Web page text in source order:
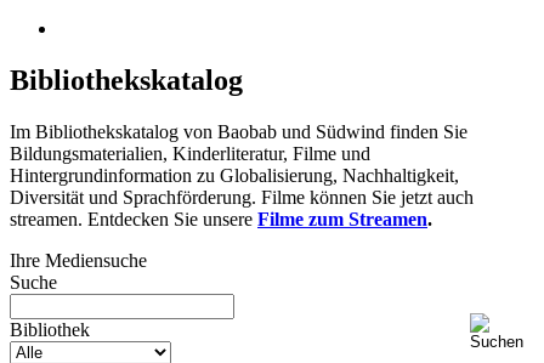
Bibliothekskatalog
Im Bibliothekskatalog von Baobab und Südwind finden Sie
Bildungsmaterialien, Kinderliteratur, Filme und
Hintergrundinformation zu Globalisierung, Nachhaltigkeit,
Diversität und Sprachförderung. Filme können Sie jetzt auch
streamen. Entdecken Sie unsere Filme zum Streamen.
Ihre Mediensuche
Suche
Bibliothek